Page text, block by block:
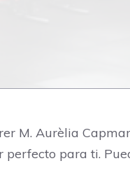
M. Aurèlia
perfecto para ti.